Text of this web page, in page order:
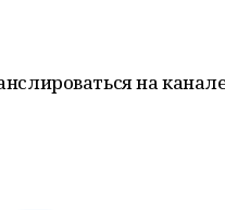
на